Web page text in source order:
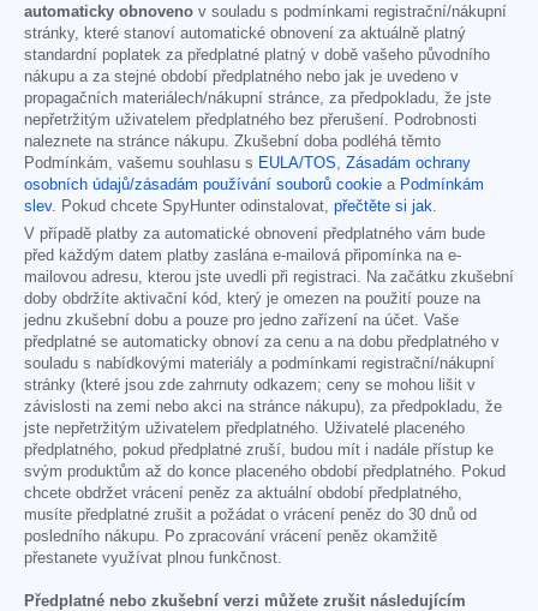
automaticky obnoveno v souladu s podmínkami registrační/nákupní
stránky, které stanoví automatické obnovení za aktuálně platný
standardní poplatek za předplatné platný v době vašeho původního
nákupu a za stejné období předplatného nebo jak je uvedeno v
propagačních materiálech/nákupní stránce, za předpokladu, že jste
nepřetržitým uživatelem předplatného bez přerušení. Podrobnosti
naleznete na stránce nákupu. Zkušební doba podléhá těmto
Podmínkám, vašemu souhlasu s EULA/TOS, Zásadám ochrany
osobních údajů/zásadám používání souborů cookie a Podmínkám
slev. Pokud chcete SpyHunter odinstalovat, přečtěte si jak.
V případě platby za automatické obnovení předplatného vám bude
před každým datem platby zaslána e-mailová připomínka na e-
mailovou adresu, kterou jste uvedli při registraci. Na začátku zkušební
doby obdržíte aktivační kód, který je omezen na použití pouze na
jednu zkušební dobu a pouze pro jedno zařízení na účet. Vaše
předplatné se automaticky obnoví za cenu a na dobu předplatného v
souladu s nabídkovými materiály a podmínkami registrační/nákupní
stránky (které jsou zde zahrnuty odkazem; ceny se mohou lišit v
závislosti na zemi nebo akci na stránce nákupu), za předpokladu, že
jste nepřetržitým uživatelem předplatného. Uživatelé placeného
předplatného, pokud předplatné zruší, budou mít i nadále přístup ke
svým produktům až do konce placeného období předplatného. Pokud
chcete obdržet vrácení peněz za aktuální období předplatného,
musíte předplatné zrušit a požádat o vrácení peněz do 30 dnů od
posledního nákupu. Po zpracování vrácení peněz okamžitě
přestanete využívat plnou funkčnost.
Předplatné nebo zkušební verzi můžete zrušit následujícím